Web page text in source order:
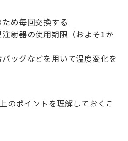
め毎回交換する
射器の使用期限（およそ1か
ッグなどを用いて温度変化を
のポイントを理解しておくこ